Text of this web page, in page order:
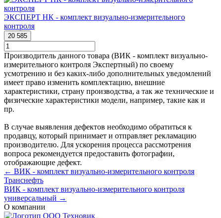
ЭКСПЕРТ НК - комплект визуально-измерительного
контроля
20 585
Производитель данного товара (ВИК - комплект визуально-
измерительного контроля Экспертный) по своему
усмотрению и без каких-либо дополнительных уведомлений
имеет право изменить комплектацию, внешние
характеристики, страну производства, а так же технические и
физические характеристики модели, например, такие как и
пр.
В случае выявления дефектов необходимо обратиться к
продавцу, который принимает и отправляет рекламацию
производителю. Для ускорения процесса рассмотрения
вопроса рекомендуется предоставить фотографии,
отображающие дефект.
← ВИК - комплект визуально-измерительного контроля
Транснефть
ВИК - комплект визуально-измерительного контроля
универсальный →
О компании